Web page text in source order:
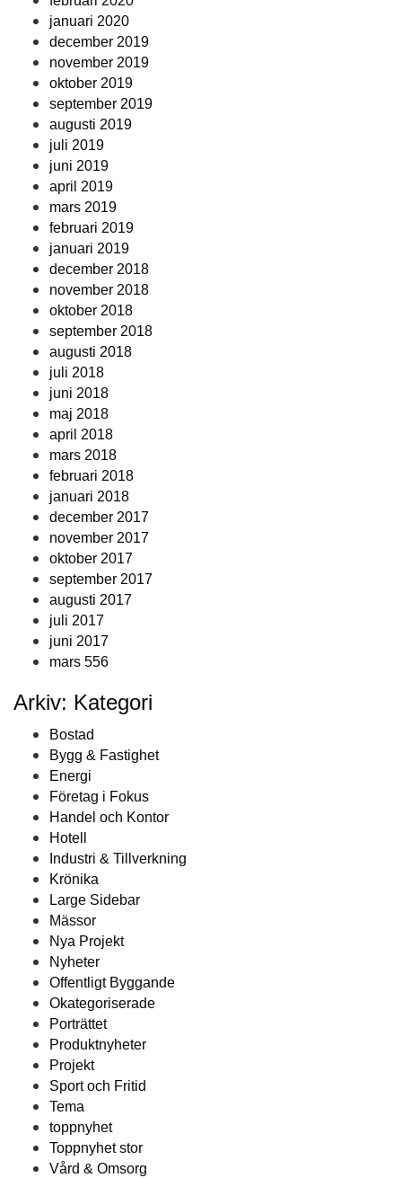
januari 2020
december 2019
november 2019
oktober 2019
september 2019
augusti 2019
juli 2019
juni 2019
april 2019
mars 2019
februari 2019
januari 2019
december 2018
november 2018
oktober 2018
september 2018
augusti 2018
juli 2018
juni 2018
maj 2018
april 2018
mars 2018
februari 2018
januari 2018
december 2017
november 2017
oktober 2017
september 2017
augusti 2017
juli 2017
juni 2017
mars 556
Arkiv: Kategori
Bostad
Bygg & Fastighet
Energi
Företag i Fokus
Handel och Kontor
Hotell
Industri & Tillverkning
Krönika
Large Sidebar
Mässor
Nya Projekt
Nyheter
Offentligt Byggande
Okategoriserade
Porträttet
Produktnyheter
Projekt
Sport och Fritid
Tema
toppnyhet
Toppnyhet stor
Vård & Omsorg